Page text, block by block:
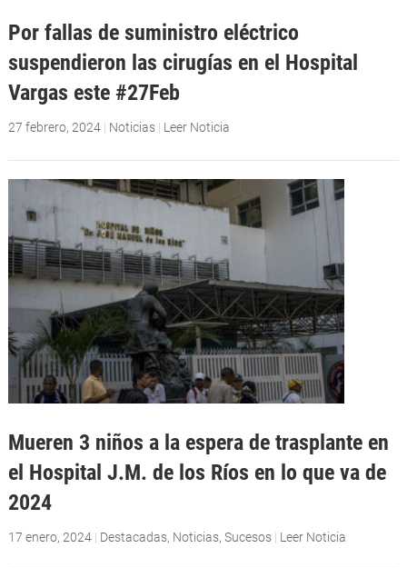
Por fallas de suministro eléctrico
suspendieron las cirugías en el Hospital
Vargas este #27Feb
27 febrero, 2024| Noticias | Leer Noticia
Mueren 3 niños a la espera de trasplante en
el Hospital J.M. de los Ríos en lo que va de
2024
17 enero, 2024| Destacadas, Noticias, Sucesos | Leer Noticia